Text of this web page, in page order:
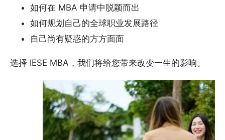
如何在 MBA 申请中脱颖而出
如何规划自己的全球职业发展路径
自己尚有疑惑的方方面面
选择 IESE MBA，我们将给您带来改变一生的影响。